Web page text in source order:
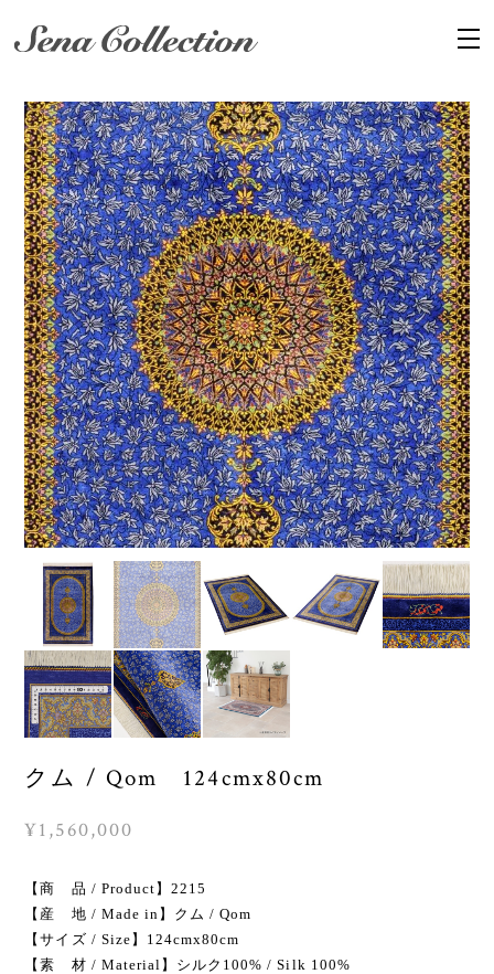
クム / Qom 124cmx80cm
¥1,560,000
【商 品 / Product】2215
【産 地 / Made in】クム / Qom
【サイズ / Size】124cmx80cm
【素 材 / Material】シルク100% / Silk 100%